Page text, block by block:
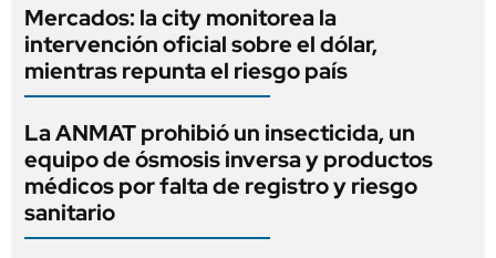
Mercados: la city monitorea la
intervención oficial sobre el dólar,
mientras repunta el riesgo país
La ANMAT prohibió un insecticida, un
equipo de ósmosis inversa y productos
médicos por falta de registro y riesgo
sanitario